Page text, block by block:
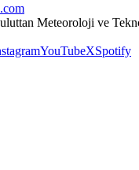
Meteoroloji ve
YouTubeXSpotify